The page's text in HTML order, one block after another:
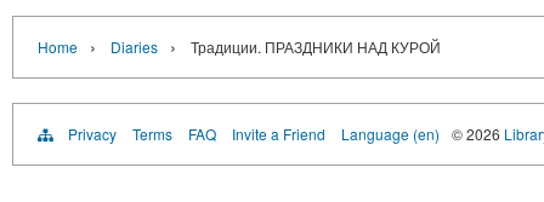
Home › Diaries › Традиции. ПРАЗДНИКИ НАД КУРОЙ
Privacy Terms FAQ Invite a Friend Language (en) © 2026